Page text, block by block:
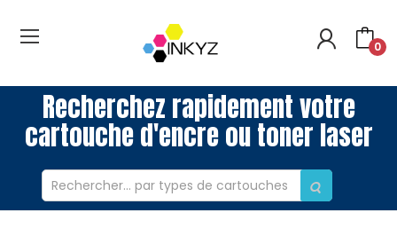
0
Recherchez rapidement votre
cartouche d'encre ou toner laser